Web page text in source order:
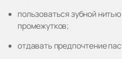
пользоваться зубной
промежутков;
отдавать предпочтение